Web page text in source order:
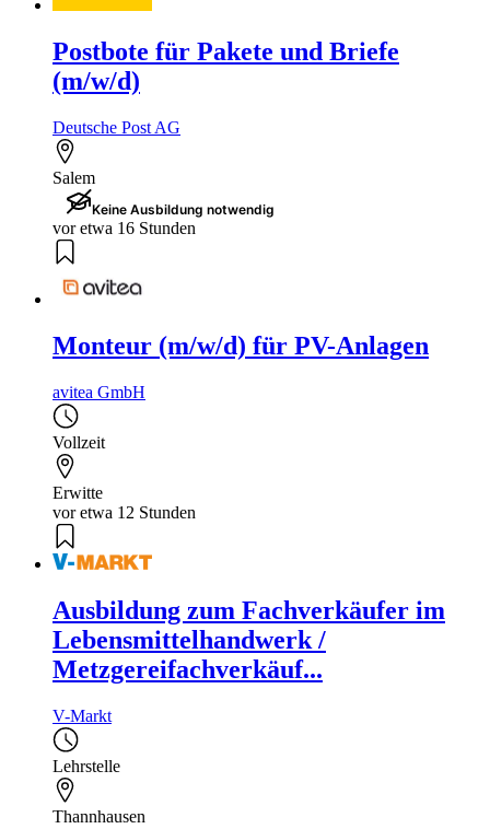
Postbote für Pakete und Briefe
(m/w/d)
Deutsche Post AG
Salem
Keine Ausbildung notwendig
vor etwa 16 Stunden
Monteur (m/w/d) für PV-Anlagen
avitea GmbH
Vollzeit
Erwitte
vor etwa 12 Stunden
Ausbildung zum Fachverkäufer im
Lebensmittelhandwerk /
Metzgereifachverkäuf...
V-Markt
Lehrstelle
Thannhausen